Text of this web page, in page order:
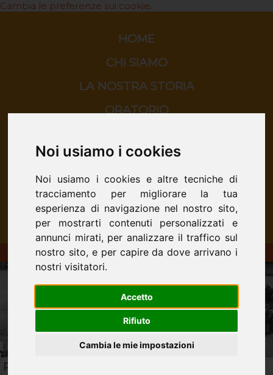
Noi usiamo i cookies
Noi usiamo i cookies e altre tecniche di
tracciamento per migliorare la tua
esperienza di navigazione nel nostro sito,
per mostrarti contenuti personalizzati e
annunci mirati, per analizzare il traffico sul
nostro sito, e per capire da dove arrivano i
nostri visitatori.
Accetto
Rifiuto
Cambia le mie impostazioni
Cambia le preferenze sui cookie.
HOME
CHI SIAMO
LA NOSTRA STORIA
ORATORIO
CINEMA
CONTATTI
ORATORIO DON BOSCO - San Donà di Piave
Primi anni '30, Festa di Maria Ausiliatrice